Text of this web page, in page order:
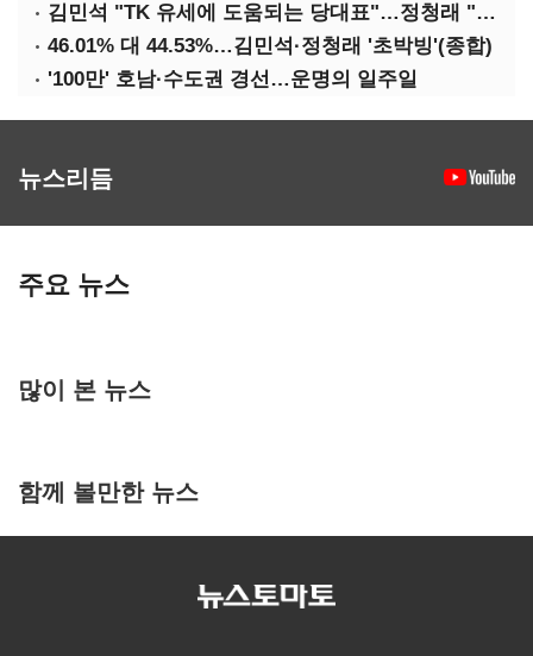
김민석 "TK 유세에 도움되는 당대표"…정청래 "벌써 대표된 양 당직 배분"
46.01% 대 44.53%…김민석·정청래 '초박빙'(종합)
'100만' 호남·수도권 경선…운명의 일주일
뉴스리듬
주요 뉴스
많이 본 뉴스
함께 볼만한 뉴스